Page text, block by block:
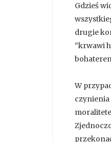
Gdzieś
drugie
“krwawi
W
czynienia